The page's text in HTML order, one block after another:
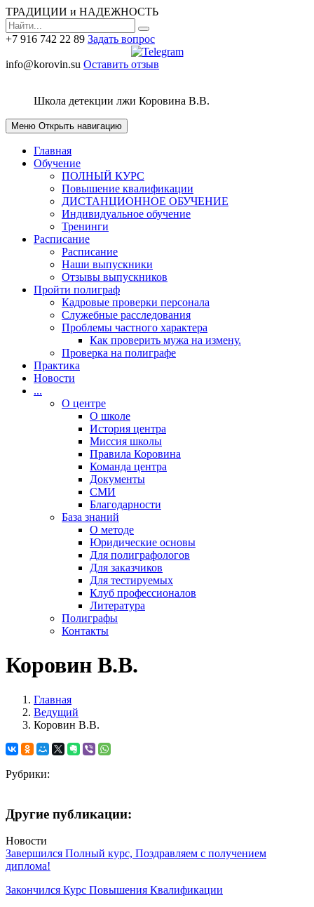
ТРАДИЦИИ и НАДЕЖНОСТЬ
+7 916 742 22 89 Задать вопрос
info@korovin.su Оставить отзыв
Школа детекции лжи Коровина В.В.
Меню Открыть навигацию
Главная
Обучение
ПОЛНЫЙ КУРС
Повышение квалификации
ДИСТАНЦИОННОЕ ОБУЧЕНИЕ
Индивидуальное обучение
Тренинги
Расписание
Расписание
Наши выпускники
Отзывы выпускников
Пройти полиграф
Кадровые проверки персонала
Cлужебные расследования
Проблемы частного характера
Как проверить мужа на измену.
Проверка на полиграфе
Практика
Новости
...
О центре
О школе
История центра
Миссия школы
Правила Коровина
Команда центра
Документы
СМИ
Благодарности
База знаний
О методе
Юридические основы
Для полиграфологов
Для заказчиков
Для тестируемых
Клуб профессионалов
Литература
Полиграфы
Контакты
Коровин В.В.
Главная
Ведущий
Коровин В.В.
Рубрики:
Другие публикации:
Новости
Завершился Полный курс, Поздравляем с получением
диплома!
Закончился Курс Повышения Квалификации